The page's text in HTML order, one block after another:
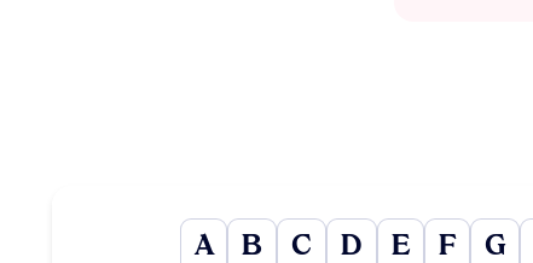
A B C D E F G